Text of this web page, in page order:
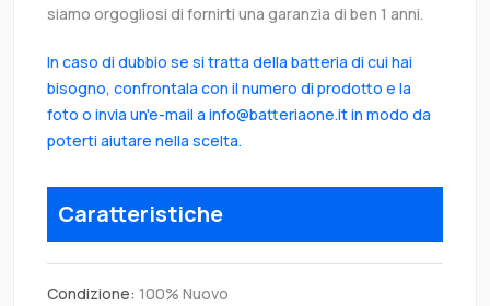
siamo orgogliosi di fornirti una garanzia di ben 1 anni.
In caso di dubbio se si tratta della batteria di cui hai
bisogno, confrontala con il numero di prodotto e la
foto o invia un'e-mail a info@batteriaone.it in modo da
poterti aiutare nella scelta.
Caratteristiche
Condizione: 100% Nuovo